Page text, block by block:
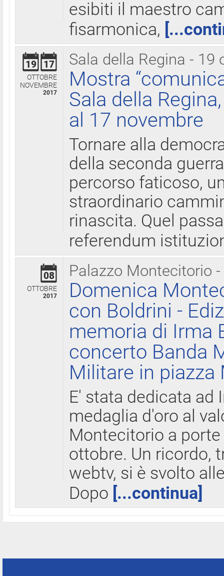
esibiti il maestro
fisarmonica,
Sala della Regina - 19
19 17
OTTOBRE
NOVEMBRE
2017
Mostra
Sala della
al 17 novembre
Tornare alla
della seconda
percorso faticoso,
straordinario
rinascita. Quel
referendum
Palazzo Montecitorio
08
OTTOBRE
2017
Domenica
con Boldrini -
memoria di Irma
concerto Banda
Militare in
E' stata dedicata ad
medaglia d'oro al
Montecitorio a
ottobre. Un ricordo,
webtv, si è svolto
Dopo [...continua]